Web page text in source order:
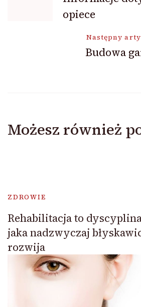
wpisuopiece
Następny
Budowa
Możesz również
ZDROWIE
Rehabilitacja to
jaka nadzwyczaj
rozwija